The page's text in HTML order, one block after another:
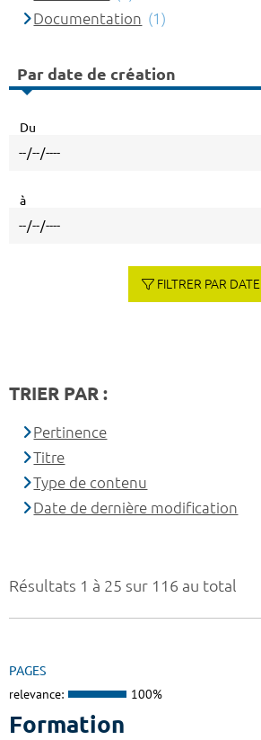
Résultats 1 à 25 sur 116 au total
PAGES
relevance: 100%
Formation
Documentation (1)
Par date de création
Du
à
FILTRER PAR DATE
TRIER PAR :
Pertinence
Titre
Type de contenu
Date de dernière modification